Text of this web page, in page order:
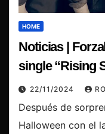
HOME
Noticias |
single “Rising
22/11/2024
Después de
Halloween con el